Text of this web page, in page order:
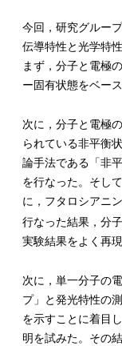
今回，研究グルー
伝導特性と光学特
まず，分子と電極
ー固有状態をベー
次に，分子と電極
られている非平衡
論手法である「非
を行なった。そし
に，フタロシアニ
行なった結果，分
実験結果をよく再
次に，単一分子の
プ」と発光特性の
を示すことに着目
明を試みた。その